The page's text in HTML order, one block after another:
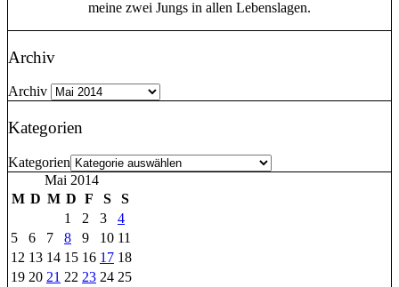
meine zwei Jungs in allen Lebenslagen.
Archiv
Archiv
Kategorien
Kategorien
Mai 2014
M D M D F S
S
1
2 3
4
5
6 7 8 9 10 11
12 13 14 15 16 17 18
19 20 21 22 23 24 25